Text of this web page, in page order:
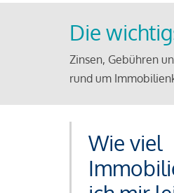
Die
Zinsen, Gebühren
rund um
Wie viel